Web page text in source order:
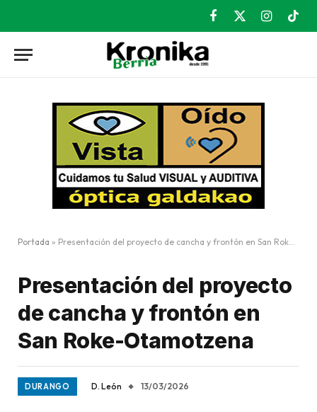
Facebook
X
Instagram
Portada » Presentación del proyecto de cancha y frontón en San Roke-Otamotzena
Presentación del proyecto
de cancha y frontón en
San Roke-Otamotzena
DURANGO D. León 13/03/2026